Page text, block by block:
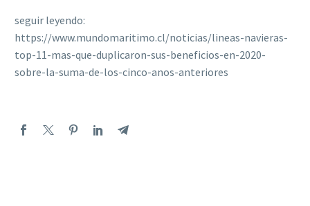
seguir leyendo:
https://www.mundomaritimo.cl/noticias/lineas-navieras-
top-11-mas-que-duplicaron-sus-beneficios-en-2020-
sobre-la-suma-de-los-cinco-anos-anteriores